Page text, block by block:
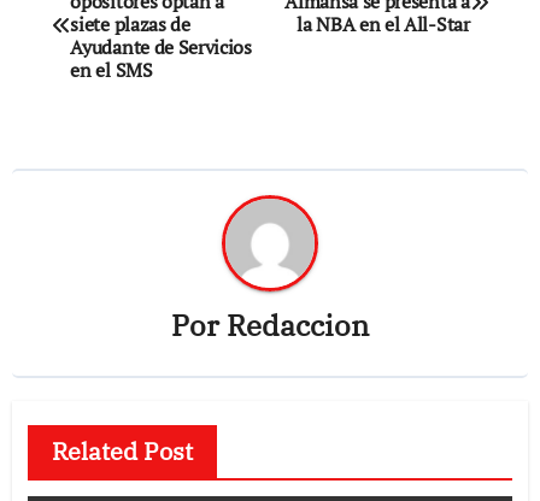
de
entradas
siete plazas de
Ayudante de Servicios
en el SMS
la NBA en el All-Star
PorRedaccion
Related Post